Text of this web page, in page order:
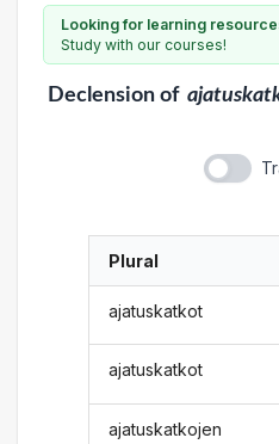
Looking for learning
Study with our courses!
Declensionof
Plural
ajatuskatkot
ajatuskatkot
ajatuskatkojen